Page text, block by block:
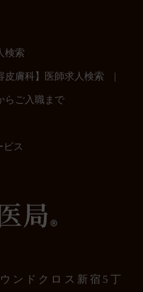
検索
皮膚科】医師求人検索 |
らご入職まで
ビス
ンドクロス新宿5丁